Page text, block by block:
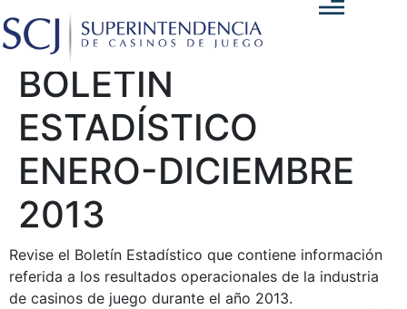
BOLETÍN
ESTADÍSTICO
ENERO-DICIEMBRE
2013
Revise el Boletín Estadístico que contiene información
referida a los resultados operacionales de la industria
de casinos de juego durante el año 2013.